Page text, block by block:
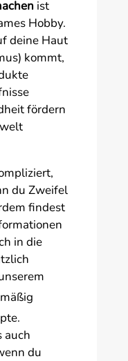
ist
Hobby.
deine Haut
kommt,
fördern
du Zweifel
findest
in die
auch
du